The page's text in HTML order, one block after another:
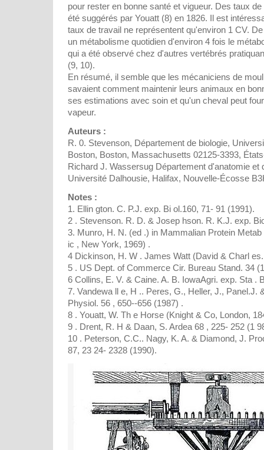
pour rester en bonne santé et vigueur. Des taux
été suggérés par Youatt (8) en 1826. Il est
taux de travail ne représentent qu'environ 1 CV.
un métabolisme quotidien d'environ 4 fois le
qui a été observé chez d'autres vertébrés
(9, 10).
En résumé, il semble que les mécaniciens de
savaient comment maintenir leurs animaux en
ses estimations avec soin et qu'un cheval peut
vapeur.
Auteurs :
R. 0. Stevenson, Département de biologie,
Boston, Boston, Massachusetts 02125-3393,
Richard J. Wassersug Département d'anatomie et
Université Dalhousie, Halifax, Nouvelle-Écosse
Notes :
1. Ellin gton. C. P.J. exp. Bi ol.160, 71- 91 (1991).
2 . Stevenson. R. D. & Josep hson. R. K.J. exp.
3. Munro, H. N. (ed .) in Mammalian Protein
ic , New York, 1969) .
4 Dickinson, H. W . James Watt (David & Charl
5 . US Dept. of Commerce Cir. Bureau Stand. 34
6 Collins, E. V. & Caine. A. B. IowaAgri. exp. Sta .
7. Vandewa ll e, H .. Peres, G., Heller, J., Panel.J.
Physiol. 56 , 650--656 (1987) .
8 . Youatt, W. Th e Horse (Knight & Co, London,
9 . Drent, R. H & Daan, S. Ardea 68 , 225- 252 (1
10 . Peterson, C.C.. Nagy, K. A. & Diamond, J.
87, 23 24- 2328 (1990).